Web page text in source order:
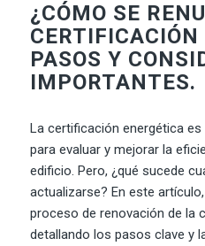
¿CÓMO SE
CERTIFICACIÓN
PASOS Y
IMPORTANTES.
La certificación energética
para evaluar y mejorar la
edificio. Pero, ¿qué sucede
actualizarse? En este
proceso de renovación de la
detallando los pasos clave y